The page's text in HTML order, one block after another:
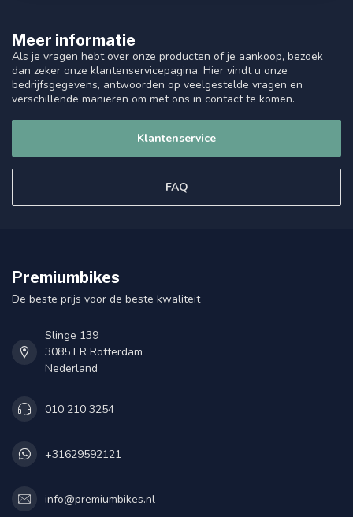
Meer informatie
Als je vragen hebt over onze producten of je aankoop, bezoek
dan zeker onze klantenservicepagina. Hier vindt u onze
bedrijfsgegevens, antwoorden op veelgestelde vragen en
verschillende manieren om met ons in contact te komen.
Klantenservice
FAQ
Premiumbikes
De beste prijs voor de beste kwaliteit
Slinge 139
3085 ER Rotterdam
Nederland
010 210 3254
+31629592121
info@premiumbikes.nl